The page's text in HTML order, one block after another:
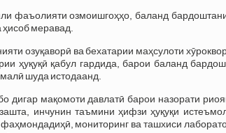
фаъолияти озмоишгоҳҳо, баланд
меравад.
озуқаворӣ ва бехатарии маҳсулоти
ҳуқуқӣ қабул гардида, барои баланд
шуда истодаанд.
мақомоти давлатӣ барои назорати
инчунин таъмини ҳифзи ҳуқуқи
мониторинг ва ташхиси